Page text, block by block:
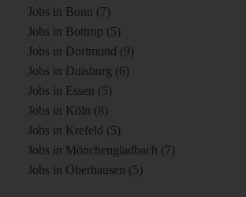
Jobs in Bonn (7)
Jobs in Bottrop (5)
Jobs in Dortmund (9)
Jobs in Duisburg (6)
Jobs in Essen (5)
Jobs in Köln (8)
Jobs in Krefeld (5)
Jobs in Mönchengladbach (7)
Jobs in Oberhausen (5)